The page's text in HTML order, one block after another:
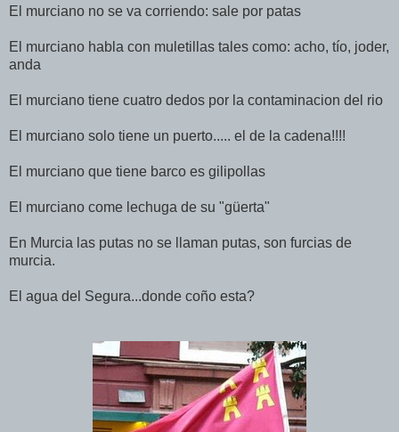
El murciano no se va corriendo: sale por patas
El murciano habla con muletillas tales como: acho, tío, joder,
anda
El murciano tiene cuatro dedos por la contaminacion del rio
El murciano solo tiene un puerto..... el de la cadena!!!!
El murciano que tiene barco es gilipollas
El murciano come lechuga de su "güerta"
En Murcia las putas no se llaman putas, son furcias de
murcia.
El agua del Segura...donde coño esta?